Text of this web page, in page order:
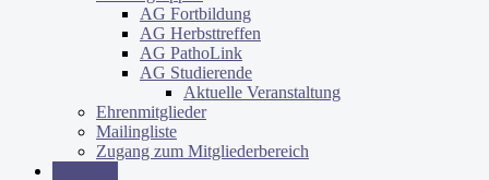
AG Fortbildung
AG Herbsttreffen
AG PathoLink
AG Studierende
Aktuelle Veranstaltung
Ehrenmitglieder
Mailingliste
Zugang zum Mitgliederbereich